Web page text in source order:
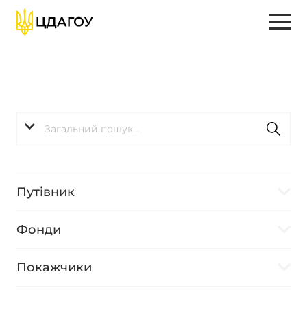
Путівник
Фонди
Покажчики